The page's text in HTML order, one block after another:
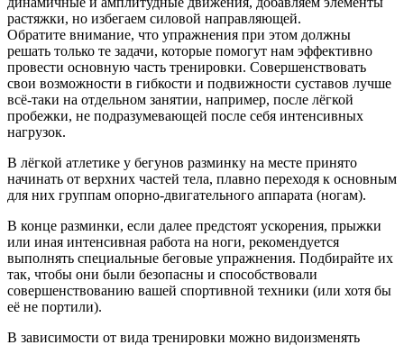
растяжки, но избегаем силовой направляющей.
Обратите внимание, что упражнения при этом должны
решать только те задачи, которые помогут нам эффективно
провести основную часть тренировки. Совершенствовать
свои возможности в гибкости и подвижности суставов лучше
всё-таки на отдельном занятии, например, после лёгкой
пробежки, не подразумевающей после себя интенсивных
нагрузок.
В лёгкой атлетике у бегунов разминку на месте принято
начинать от верхних частей тела, плавно переходя к основным
для них группам опорно-двигательного аппарата (ногам).
В конце разминки, если далее предстоят ускорения, прыжки
или иная интенсивная работа на ноги, рекомендуется
выполнять специальные беговые упражнения. Подбирайте их
так, чтобы они были безопасны и способствовали
совершенствованию вашей спортивной техники (или хотя бы
её не портили).
В зависимости от вида тренировки можно видоизменять